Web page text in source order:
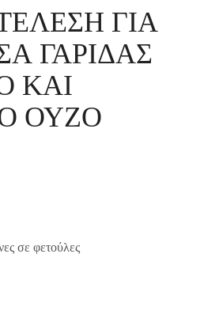
ΓΙΑ
ΓΑΡΙΔΑΣ
ΚΑΙ
ΟΥΖΟ
σε φετούλες